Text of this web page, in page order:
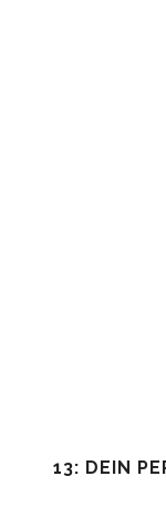
13: DEIN